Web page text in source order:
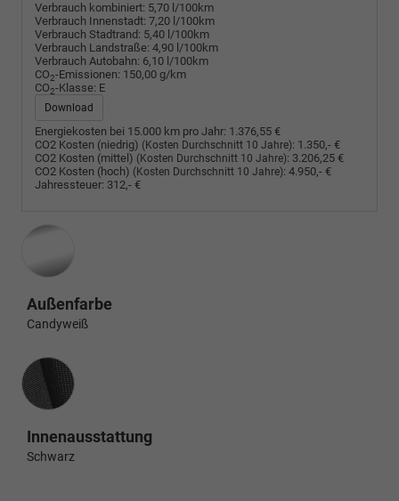
Verbrauch kombiniert: 5,70 l/100km
Verbrauch Innenstadt: 7,20 l/100km
Verbrauch Stadtrand: 5,40 l/100km
Verbrauch Landstraße: 4,90 l/100km
Verbrauch Autobahn: 6,10 l/100km
CO2-Emissionen: 150,00 g/km
CO2-Klasse: E
Download
Energiekosten bei 15.000 km pro Jahr: 1.376,55 €
CO2 Kosten (niedrig) (Kosten Durchschnitt 10 Jahre): 1.350,- €
CO2 Kosten (mittel) (Kosten Durchschnitt 10 Jahre): 3.206,25 €
CO2 Kosten (hoch) (Kosten Durchschnitt 10 Jahre): 4.950,- €
Jahressteuer: 312,- €
Außenfarbe
Candyweiß
Innenausstattung
Innenausstattung
Schwarz